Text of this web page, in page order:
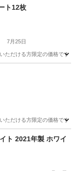
ト12枚
7月25日
だける方限定の価格です
だける方限定の価格です
ト 2021年製 ホワイ